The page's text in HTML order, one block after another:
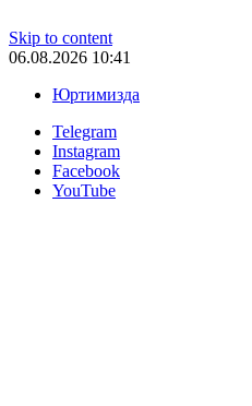
Skip to content
06.08.2026 10:41
Юртимизда
Telegram
Instagram
Facebook
YouTube